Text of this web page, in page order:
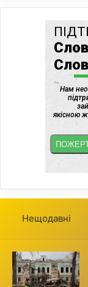
Нещодавні